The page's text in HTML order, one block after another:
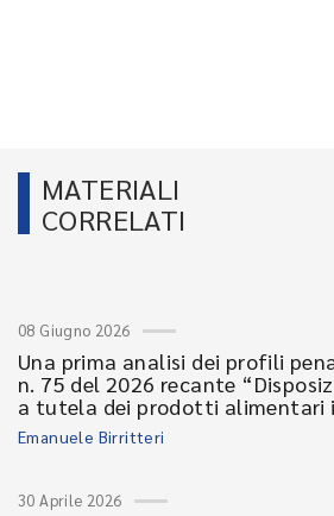
MATERIALI
CORRELATI
08 Giugno 2026
Una prima analisi dei profili
n. 75 del 2026 recante
a tutela dei prodotti alimentari
Emanuele Birritteri
30 Aprile 2026